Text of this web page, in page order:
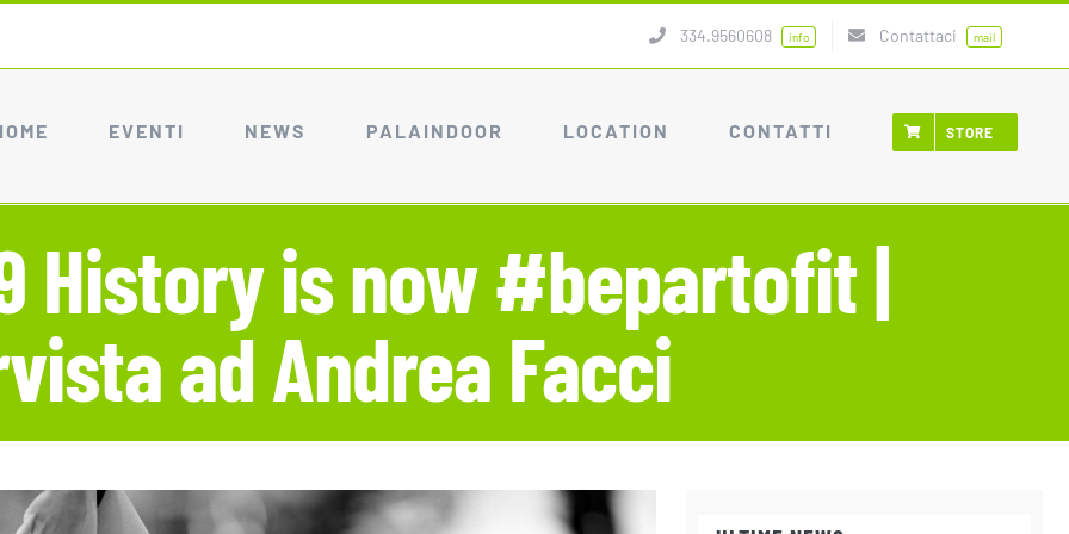
334.9560608 info Contattaci mail
EVENTI NEWS PALAINDOOR LOCATION CONTATTI STORE
History is now #bepartofit |
ad Andrea Facci